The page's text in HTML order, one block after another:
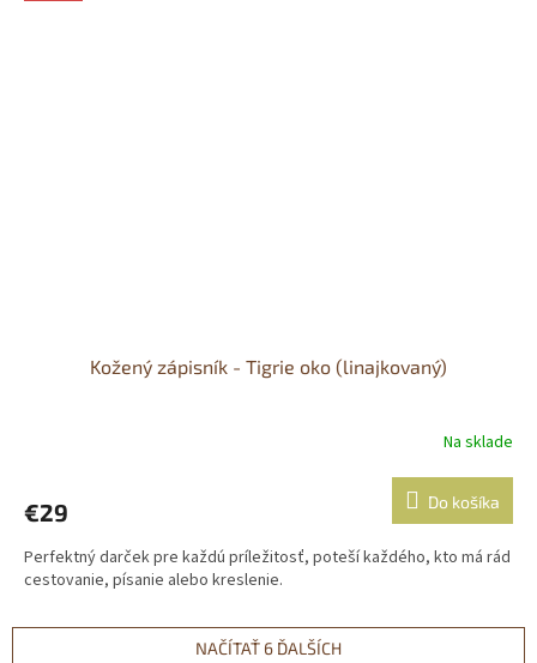
Kožený zápisník - Tigrie oko (linajkovaný)
Na sklade
€29 Do košíka
Perfektný darček pre každú príležitosť, poteší každého, kto má rád
cestovanie, písanie alebo kreslenie.
NAČÍTAŤ 6 ĎALŠÍCH